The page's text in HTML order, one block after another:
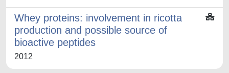
Whey proteins: involvement in ricotta
production and possible source of
bioactive peptides
2012